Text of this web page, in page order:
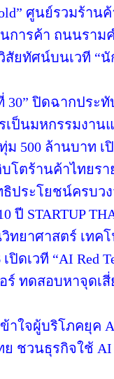
ศูนย์รวมร้
การค้า ถนนราม
ยทัศน์บนเวที “
30” ปิดฉากประ
เป็นมหกรรมงา
500 ล้านบาท เ
ตร้านค้าไทยรา
ธิประโยชน์ครบว
ปี STARTUP
ทยาศาสตร์ เทค
ปิดเวที “AI Red
ร์ ทดสอบหาจุดเ
ใจผู้บริโภคยุค
ชวนธุรกิจใช้